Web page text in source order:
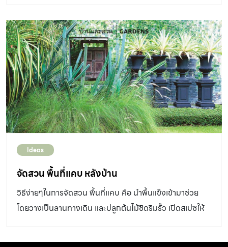
กระถางคือ กระถางใบนั้นมีรูที่ก้นกระถางหรือไม่ โดยทั่วไป
กระถางต้นไม้จะออกแบบมาให้มีรูที่ก้นสำหรับระบายน้ำไม่ให้
เกิดน้ำขังหรือความชื้นในดินมากจนเกินไป ซึ่งสำหรับต้นไม้
ทั่วไปหากนำไปปลูกในกระถางที่ไม่มีรูระบายจะเกิดปัญหาเรื่อง
เชื้อรา รากเน่า และตายลงในไม่ช้า แต่ทำไมกระถางบางใบถึง
ไม่มีรูระบาย […]
Ideas
จัดสวน พื้นที่แคบ หลังบ้าน
วิธีง่ายๆในการจัดสวน พื้นที่แคบ คือ นำพื้นแข็งเข้ามาช่วย
โดยวางเป็นลานทางเดิน และปลูกต้นไม้ชิดริมรั้ว เปิดสเปซให้
ซึ่งมีวิธีง่ายๆดังนี้